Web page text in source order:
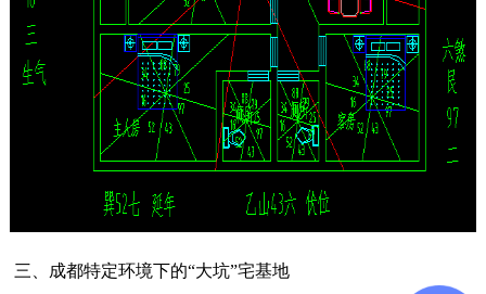
三、成都特定环境下的“大坑”宅基地